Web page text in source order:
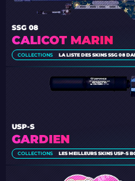
CALICOT MARIN
SSG 08
COLLECTIONS LA LISTE DES SKINS SSG 08
GARDIEN
USP-S
COLLECTIONS LES MEILLEURS SKINS USP-S